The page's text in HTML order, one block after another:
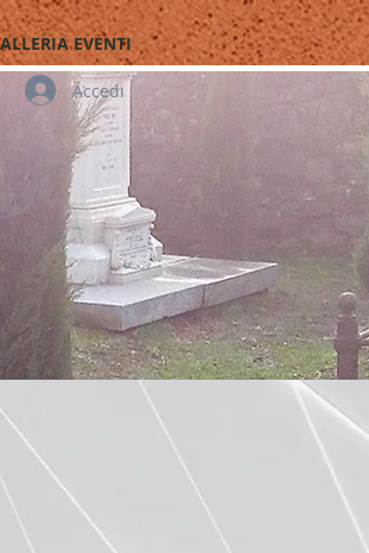
EVENTI
Accedi